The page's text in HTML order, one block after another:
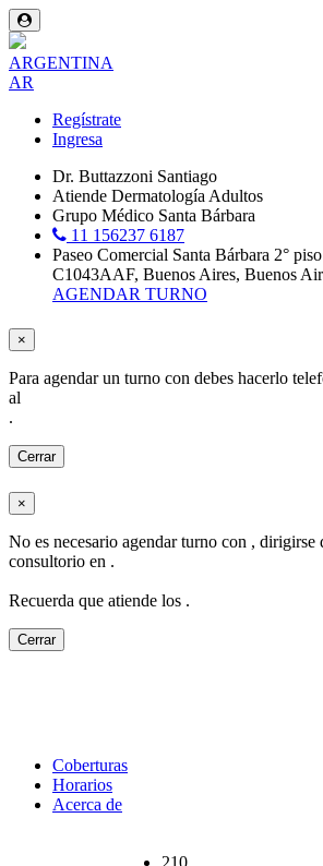
ARGENTINA
AR
Regístrate
Ingresa
Dr. Buttazzoni Santiago
Atiende Dermatología Adultos
Grupo Médico Santa Bárbara
11 156237 6187
Paseo Comercial Santa Bárbara 2°
C1043AAF, Buenos Aires, Buenos
AGENDAR TURNO
×
Para agendar un turno con debes hacerlo
al
.
Cerrar
×
No es necesario agendar turno con , dirigirse
consultorio en .
Recuerda que atiende los .
Cerrar
Coberturas
Horarios
Acerca de